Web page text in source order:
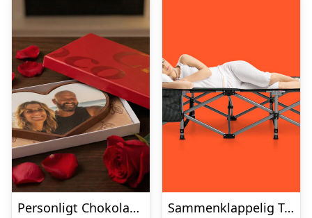
Personligt Chokoladehjerte med eget foto
Sammenklappelig Teltseng – Outlust